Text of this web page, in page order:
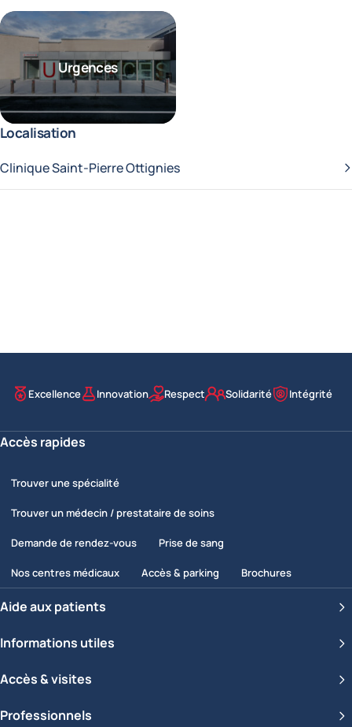
Urgences
Localisation
Clinique Saint-Pierre Ottignies
Nos valeurs
Excellence Innovation Respect Solidarité Intégrité
Accès rapides
Trouver une spécialité
Trouver un médecin / prestataire de soins
Demande de rendez-vous Prise de sang
Nos centres médicaux Accès & parking Brochures
Aide aux patients
Informations utiles
Accès & visites
Professionnels